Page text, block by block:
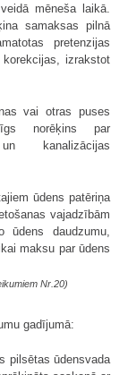
mēneša laikā.
samaksas pilnā
pretenzijas
izrakstot
vai otras puses
norēķins par
kanalizācijas
ūdens patēriņa
vajadzībām
ūdens daudzumu,
maksu par ūdens
Nr.20)
gadījumā:
pilsētas ūdensvada